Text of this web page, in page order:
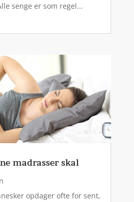
senge er som regel...
madrasser skal
opdager ofte for sent,